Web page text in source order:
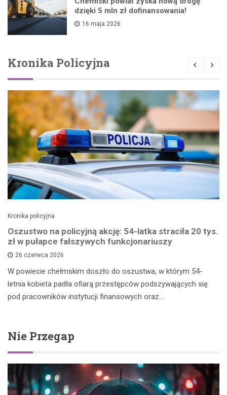
dzięki 5 mln zł dofinansowania!
16 maja 2026
Kronika Policyjna
Kronika policyjna
Oszustwo na policyjną akcję: 54-latka straciła 20 tys.
zł w pułapce fałszywych funkcjonariuszy
26 czerwca 2026
W powiecie chełmskim doszło do oszustwa, w którym 54-
letnia kobieta padła ofiarą przestępców podszywających się
pod pracowników instytucji finansowych oraz…
Nie Przegap